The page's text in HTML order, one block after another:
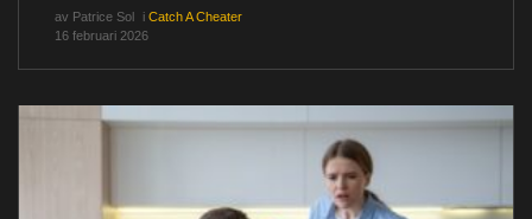
av Patrice Sol i Catch A Cheater
16 februari 2026